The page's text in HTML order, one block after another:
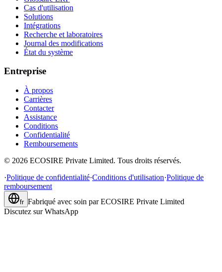
Cas d'utilisation
Solutions
Intégrations
Recherche et laboratoires
Journal des modifications
État du système
Entreprise
À propos
Carrières
Contacter
Assistance
Conditions
Confidentialité
Remboursements
© 2026 ECOSIRE Private Limited. Tous droits réservés.
·Politique de confidentialité·Conditions d'utilisation·Politique de
remboursement
fr Fabriqué avec soin par ECOSIRE Private Limited
Discutez sur WhatsApp